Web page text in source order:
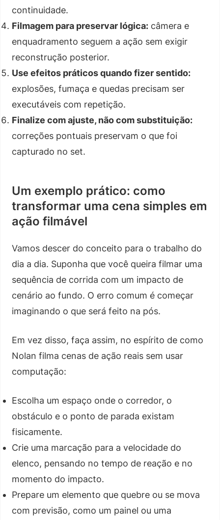
continuidade.
Filmagem para preservar lógica: câmera e
enquadramento seguem a ação sem exigir
reconstrução posterior.
Use efeitos práticos quando fizer sentido:
explosões, fumaça e quedas precisam ser
executáveis com repetição.
Finalize com ajuste, não com substituição:
correções pontuais preservam o que foi
capturado no set.
Um exemplo prático: como
transformar uma cena simples em
ação filmável
Vamos descer do conceito para o trabalho do
dia a dia. Suponha que você queira filmar uma
sequência de corrida com um impacto de
cenário ao fundo. O erro comum é começar
imaginando o que será feito na pós.
Em vez disso, faça assim, no espírito de como
Nolan filma cenas de ação reais sem usar
computação:
Escolha um espaço onde o corredor, o
obstáculo e o ponto de parada existam
fisicamente.
Crie uma marcação para a velocidade do
elenco, pensando no tempo de reação e no
momento do impacto.
Prepare um elemento que quebre ou se mova
com previsão, como um painel ou uma